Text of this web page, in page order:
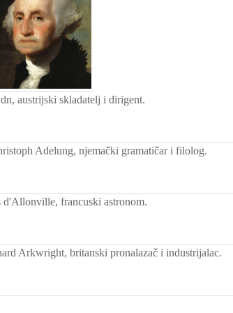
austrijski skladatelj i dirigent.
Adelung, njemački gramatičar i filolog.
d'Allonville, francuski astronom.
Arkwright, britanski pronalazač i industrijalac.